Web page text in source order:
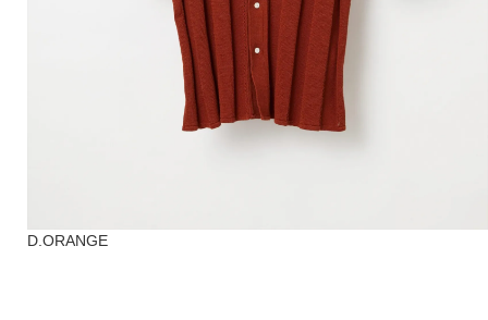
D.ORANGE